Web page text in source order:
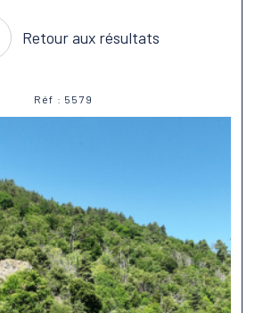
Retour aux résultats
Réf : 5579